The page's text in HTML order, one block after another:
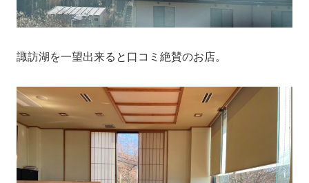
諏訪湖を一望出来ると口コミ絶賛のお店。